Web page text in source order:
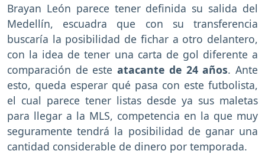
Brayan León parece tener definida su salida del
Medellín, escuadra que con su transferencia
buscaría la posibilidad de fichar a otro delantero,
con la idea de tener una carta de gol diferente a
comparación de este atacante de 24 años. Ante
esto, queda esperar qué pasa con este futbolista,
el cual parece tener listas desde ya sus maletas
para llegar a la MLS, competencia en la que muy
seguramente tendrá la posibilidad de ganar una
cantidad considerable de dinero por temporada.